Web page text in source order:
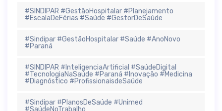
#SINDIPAR #GestãoHospitalar #Planejamento
#EscalaDeFérias #Saúde #GestorDeSaúde
#Sindipar #GestãoHospitalar #Saúde #AnoNovo
#Paraná
#SINDIPAR #InteligenciaArtificial #SaúdeDigital
#TecnologiaNaSaúde #Paraná #Inovação #Medicina
#Diagnóstico #ProfissionaisdeSaúde
#Sindipar #PlanosDeSaúde #Unimed
#SaúdeNoTrabalho